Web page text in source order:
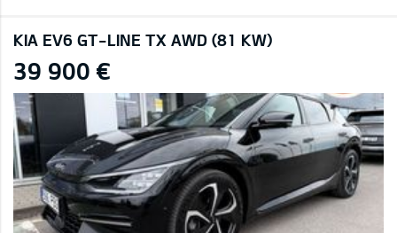
KIA EV6 GT-LINE TX AWD (81 KW)
39 900 €